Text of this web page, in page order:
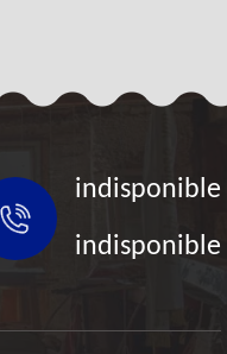
indisponible
indisponible